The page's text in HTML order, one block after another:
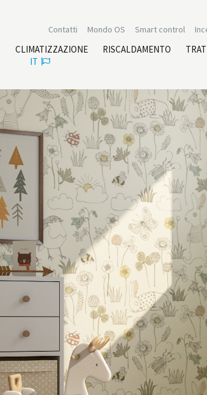
Smart control
Mondo OS
Contatti
CLIMATIZZAZIONE RISCALDAMENTO
IT